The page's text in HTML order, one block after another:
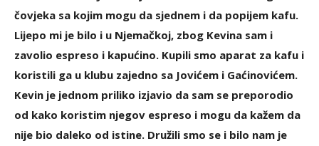
čovjeka sa kojim mogu da sjednem i da popijem kafu.
Lijepo mi je bilo i u Njemačkoj, zbog Kevina sam i
zavolio espreso i kapućino. Kupili smo aparat za kafu i
koristili ga u klubu zajedno sa Jovićem i Gaćinovićem.
Kevin je jednom priliko izjavio da sam se preporodio
od kako koristim njegov espreso i mogu da kažem da
nije bio daleko od istine. Družili smo se i bilo nam je